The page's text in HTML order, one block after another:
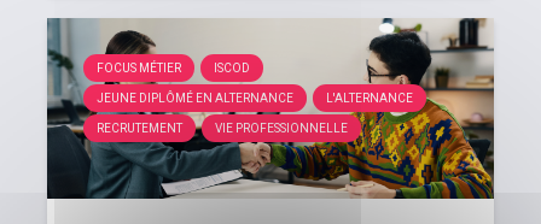
FOCUS MÉTIER ISCOD
JEUNE DIPLÔMÉ EN ALTERNANCE L'ALTERNANCE
RECRUTEMENT VIE PROFESSIONNELLE